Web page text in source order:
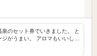
のセット券でいきました。 と
がうまい。 アロマもいいし…